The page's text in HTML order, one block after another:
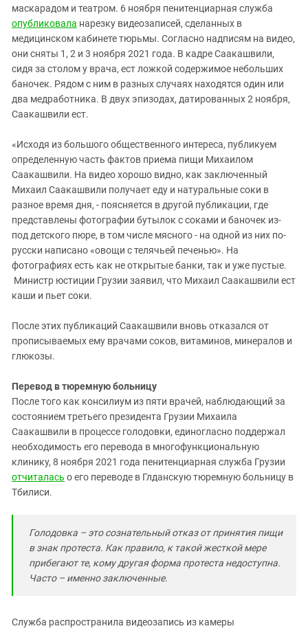
маскарадом и театром. 6 ноября пенитенциарная служба
опубликовала нарезку видеозаписей, сделанных в
медицинском кабинете тюрьмы. Согласно надписям на видео,
они сняты 1, 2 и 3 ноября 2021 года. В кадре Саакашвили,
сидя за столом у врача, ест ложкой содержимое небольших
баночек. Рядом с ним в разных случаях находятся один или
два медработника. В двух эпизодах, датированных 2 ноября,
Саакашвили ест.
«Исходя из большого общественного интереса, публикуем
определенную часть фактов приема пищи Михаилом
Саакашвили. На видео хорошо видно, как заключенный
Михаил Саакашвили получает еду и натуральные соки в
разное время дня, - поясняется в другой публикации, где
представлены фотографии бутылок с соками и баночек из-
под детского пюре, в том числе мясного - на одной из них по-
русски написано «овощи с телячьей печенью». На
фотографиях есть как не открытые банки, так и уже пустые.
Министр юстиции Грузии заявил, что Михаил Саакашвили ест
каши и пьет соки.
После этих публикаций Саакашвили вновь отказался от
прописываемых ему врачами соков, витаминов, минералов и
глюкозы.
Перевод в тюремную больницу
После того как консилиум из пяти врачей, наблюдающий за
состоянием третьего президента Грузии Михаила
Саакашвили в процессе голодовки, единогласно поддержал
необходимость его перевода в многофункциональную
клинику, 8 ноября 2021 года пенитенциарная служба Грузии
отчиталась о его переводе в Глданскую тюремную больницу в
Тбилиси.
Голодовка – это сознательный отказ от принятия пищи
в знак протеста. Как правило, к такой жесткой мере
прибегают те, кому другая форма протеста недоступна.
Часто – именно заключенные.
Служба распространила видеозапись из камеры